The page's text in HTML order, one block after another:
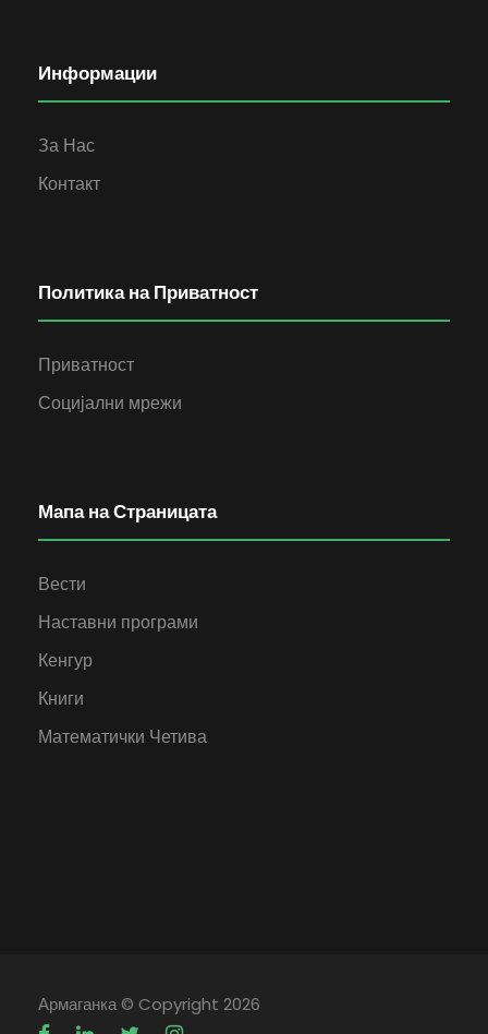
Информации
За Нас
Контакт
Политика на Приватност
Приватност
Социјални мрежи
Мапа на Страницата
Вести
Наставни програми
Кенгур
Книги
Математички Четива
Армаганка© Copyright 2026